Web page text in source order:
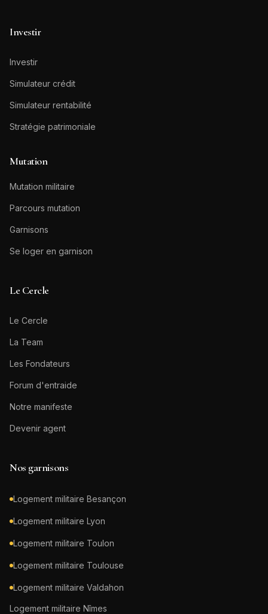
Investir
Investir
Simulateur crédit
Simulateur rentabilité
Stratégie patrimoniale
Mutation
Mutation militaire
Parcours mutation
Garnisons
Se loger en garnison
Le Cercle
Le Cercle
La Team
Les Fondateurs
Forum d'entraide
Notre manifeste
Devenir agent
Nos garnisons
Logement militaire Besançon
Logement militaire Lyon
Logement militaire Toulon
Logement militaire Toulouse
Logement militaire Valdahon
Logement militaire Nîmes